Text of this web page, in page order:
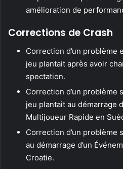
amélioration de
Corrections de Crash
Correction d’un problème
jeu plantait après avoir
spectation.
Correction d’un problème
jeu plantait au démarrage
Multijoueur Rapide en
Correction d’un problème
au démarrage d’un
Croatie.